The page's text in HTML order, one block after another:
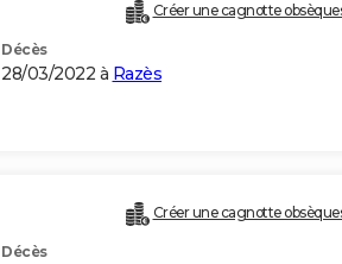
Créer une cagnotte
Décès
28/03/2022 à Razès
Créer une cagnotte
Décès